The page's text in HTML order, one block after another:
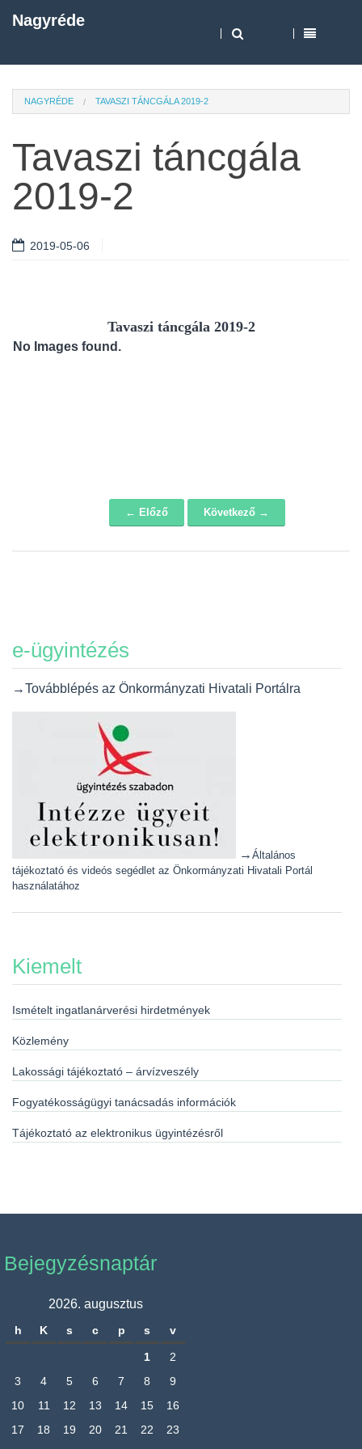
Nagyréde
NAGYRÉDE TAVASZI TÁNCGÁLA 2019-2
Tavaszi táncgála
2019-2
2019-05-06
Tavaszi táncgála 2019-2
No Images found.
← Előző Következő →
e-ügyintézés
→Továbblépés az Önkormányzati Hivatali Portálra
→ Általános
tájékoztató és videós segédlet az Önkormányzati Hivatali Portál
használatához
Kiemelt
Ismételt ingatlanárverési hirdetmények
Közlemény
Lakossági tájékoztató – árvízveszély
Fogyatékosságügyi tanácsadás információk
Tájékoztató az elektronikus ügyintézésről
Bejegyzésnaptár
2026. augusztus
h K s c p s v
1
2
3
4 5 6 7 8
9
10
11 12 13 14 15
16
17
18 19 20 21 22
23